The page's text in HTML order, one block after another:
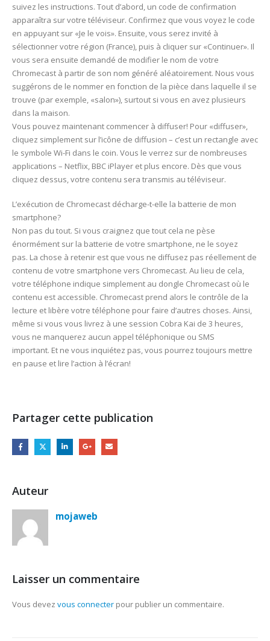
suivez les instructions. Tout d’abord, un code de confirmation
apparaîtra sur votre téléviseur. Confirmez que vous voyez le code
en appuyant sur «Je le vois». Ensuite, vous serez invité à
sélectionner votre région (France), puis à cliquer sur «Continuer». Il
vous sera ensuite demandé de modifier le nom de votre
Chromecast à partir de son nom généré aléatoirement. Nous vous
suggérons de le nommer en fonction de la pièce dans laquelle il se
trouve (par exemple, «salon»), surtout si vous en avez plusieurs
dans la maison.
Vous pouvez maintenant commencer à diffuser! Pour «diffuser»,
cliquez simplement sur l’icône de diffusion – c’est un rectangle avec
le symbole Wi-Fi dans le coin. Vous le verrez sur de nombreuses
applications – Netflix, BBC iPlayer et plus encore. Dès que vous
cliquez dessus, votre contenu sera transmis au téléviseur.
L’exécution de Chromecast décharge-t-elle la batterie de mon
smartphone?
Non pas du tout. Si vous craignez que tout cela ne pèse
énormément sur la batterie de votre smartphone, ne le soyez
pas. La chose à retenir est que vous ne diffusez pas réellement de
contenu de votre smartphone vers Chromecast. Au lieu de cela,
votre téléphone indique simplement au dongle Chromecast où le
contenu est accessible. Chromecast prend alors le contrôle de la
lecture et libère votre téléphone pour faire d’autres choses. Ainsi,
même si vous vous livrez à une session Cobra Kai de 3 heures,
vous ne manquerez aucun appel téléphonique ou SMS
important. Et ne vous inquiétez pas, vous pourrez toujours mettre
en pause et lire l’action à l’écran!
Partager cette publication
Auteur
mojaweb
Laisser un commentaire
Vous devez vous connecter pour publier un commentaire.